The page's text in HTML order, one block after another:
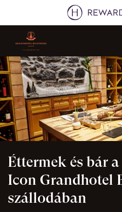
Dia: 1 of 1
Éttermek és bár
Icon Grandhotel
szállodában
2026. 08. 07.
1 Szoba(k) ⋅ 1 Felnőtt